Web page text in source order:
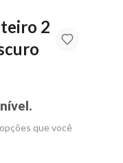
2
que você